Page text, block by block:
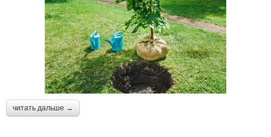
читать дальше →